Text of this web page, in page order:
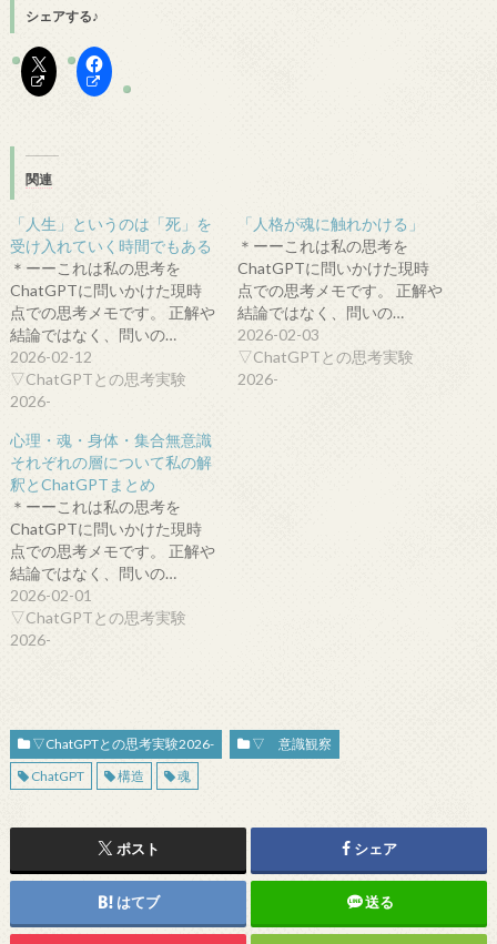
シェアする♪
関連
「人生」というのは「死」を
受け入れていく時間でもある
＊ーーこれは私の思考を
ChatGPTに問いかけた現時
点での思考メモです。 正解や
結論ではなく、問いの…
2026-02-12
▽ChatGPTとの思考実験
2026-
「人格が魂に触れかける」
＊ーーこれは私の思考を
ChatGPTに問いかけた現時
点での思考メモです。 正解や
結論ではなく、問いの…
2026-02-03
▽ChatGPTとの思考実験
2026-
心理・魂・身体・集合無意識
それぞれの層について私の解
釈とChatGPTまとめ
＊ーーこれは私の思考を
ChatGPTに問いかけた現時
点での思考メモです。 正解や
結論ではなく、問いの…
2026-02-01
▽ChatGPTとの思考実験
2026-
▽ChatGPTとの思考実験2026-
▽ 意識観察
ChatGPT
構造 魂
ポスト シェア
はてブ 送る